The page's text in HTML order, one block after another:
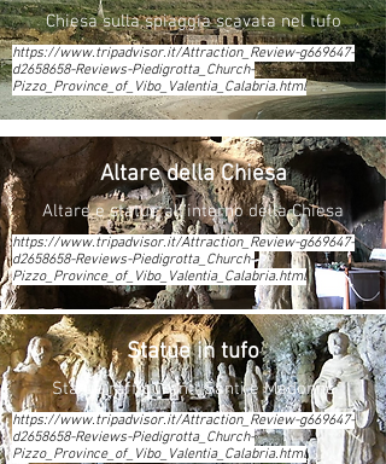
Chiesa sulla spiaggia scavata nel tufo
https://www.tripadvisor.it/Attraction_Review-g669647-
d2658658-Reviews-Piedigrotta_Church-
Pizzo_Province_of_Vibo_Valentia_Calabria.html
Altare della Chiesa
Altare e statue all'interno della Chiesa
https://www.tripadvisor.it/Attraction_Review-g669647-
d2658658-Reviews-Piedigrotta_Church-
Pizzo_Province_of_Vibo_Valentia_Calabria.html
Statue in tufo
Statue raffiguranti Santi e Madonne
https://www.tripadvisor.it/Attraction_Review-g669647-
d2658658-Reviews-Piedigrotta_Church-
Pizzo_Province_of_Vibo_Valentia_Calabria.html